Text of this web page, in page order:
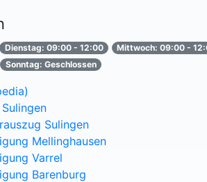
Dienstag: 09:00 - 12:00 Mittwoch: 09:00 -
Sonntag: Geschlossen
Sulingen
Mellinghausen
Varrel
Barenburg